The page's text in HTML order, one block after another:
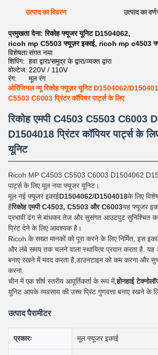
उत्पाद का विवरण उत्पाद का
प्रमुखता देना:रिकोह फ्यूजर यूनिट D1504062,
ricoh mp C5503 फ्यूज़र इकाई, ricoh mp c4503
विशेषता:संगत नया
शिपिंग: हवा द्वारा/समुद्र के द्वारा/व्यक्त द्वारा
वोल्टेज: 220V / 110V
रंग:
मूल रंग
ओरिजिनल न्यू रिकोह फ्यूज़र यूनिट D1504062/
C5503 C6003 प्रिंटर कॉपियर पार्ट्स के लिए
रिकोह एमपी C4503 C5503 C6003
D1504018 प्रिंटर कॉपियर पार्ट्स के
यूनिट
Ricoh MP C4503 C5503 C6003 D1504062
पार्ट्स के लिए मूल नया फ्यूजर यूनिट।
मूल नई फ्यूजर इकाईD1504062/D1504018के लिए
हैरिकोह एमपी C4503, C5503 और C6003यह फ्यूजर
प्रभावी ढंग से बांधकर तेज और सुसंगत आउटपुट सुनिश्चित
प्रिंट देने के लिए आवश्यक है।
Ricoh के सख्त मानकों को पूरा करने के लिए निर्मित, इस
और लंबे समय तक चलने वाला स्थायित्व प्रदान करता है. यह
बनाए रखने में मदद करता है,डाउनटाइम को कम करना और
करना.
चीन में एक शीर्ष स्तरीय आपूर्तिकर्ता के रूप में,होनहाई
यूनिट आपके व्यवसाय की उच्च प्रिंट गुणवत्ता बनाए रखने के
उत्पाद पैरामीटर
प्रकारः मूल फ्यूजर इकाई